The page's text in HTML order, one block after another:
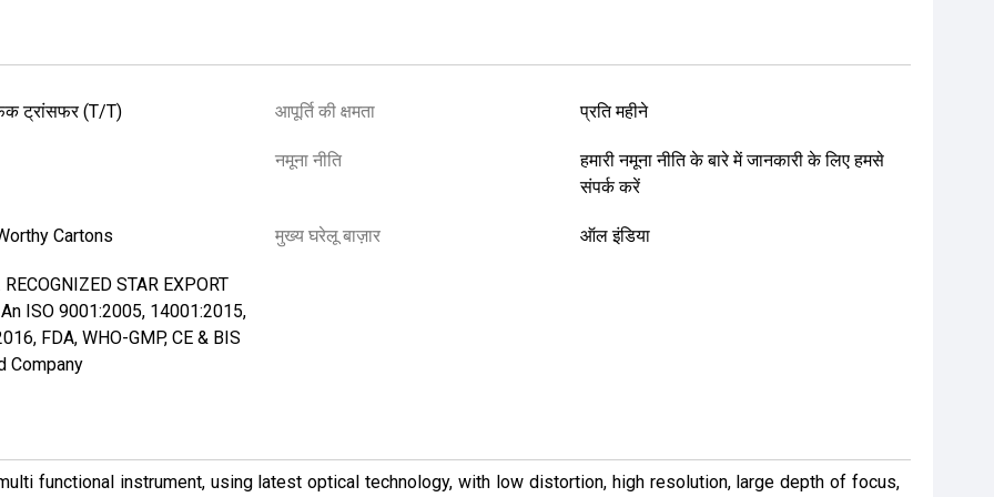
ट्रांसफर (T/T) आपूर्ति की क्षमता प्रति महीने
नमूना नीति
हमारी नमूना नीति के बारे में जानकारी के लिए हमसे
संपर्क करें
Cartons मुख्य घरेलू बाज़ार ऑल इंडिया
RECOGNIZED STAR EXPORT
An ISO 9001:2005, 14001:2015,
FDA, WHO-GMP, CE & BIS
Company
functional instrument, using latest optical technology, with low distortion, high resolution, large depth of focus,